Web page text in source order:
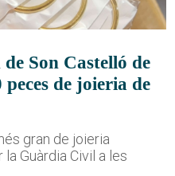
Son Castelló de
peces de joieria de
gran de joieria
Guàrdia Civil a les